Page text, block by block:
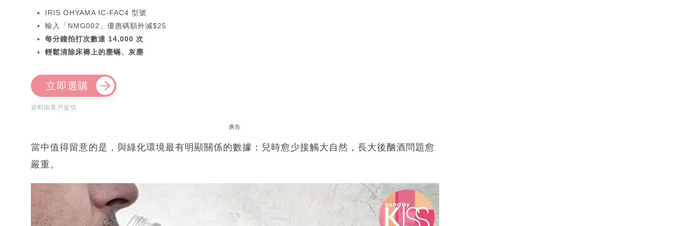
IRIS OHYAMA IC-FAC4 型號
輸入「NMG002」優惠碼額外減$25
每分鐘拍打次數達 14,000 次
輕鬆清除床褥上的塵蟎、灰塵
立即選購
資料由客戶提供
廣告
當中值得留意的是，與綠化環境最有明顯關係的數據：兒時愈少接觸大自然，長大後酗酒問題愈
嚴重。